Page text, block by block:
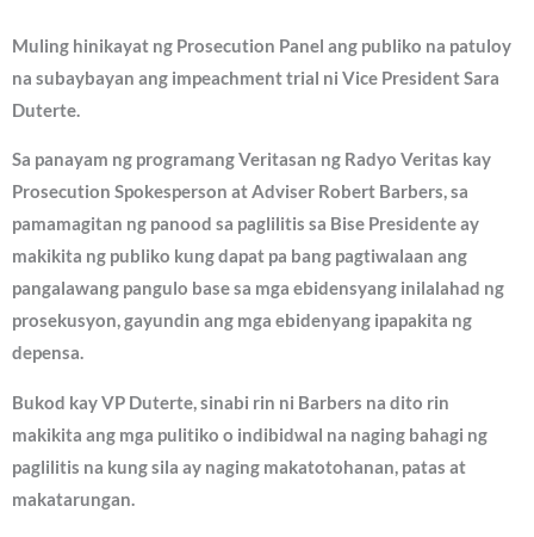
Muling hinikayat ng Prosecution Panel ang publiko na patuloy
na subaybayan ang impeachment trial ni Vice President Sara
Duterte.
Sa panayam ng programang Veritasan ng Radyo Veritas kay
Prosecution Spokesperson at Adviser Robert Barbers, sa
pamamagitan ng panood sa paglilitis sa Bise Presidente ay
makikita ng publiko kung dapat pa bang pagtiwalaan ang
pangalawang pangulo base sa mga ebidensyang inilalahad ng
prosekusyon, gayundin ang mga ebidenyang ipapakita ng
depensa.
Bukod kay VP Duterte, sinabi rin ni Barbers na dito rin
makikita ang mga pulitiko o indibidwal na naging bahagi ng
paglilitis na kung sila ay naging makatotohanan, patas at
makatarungan.